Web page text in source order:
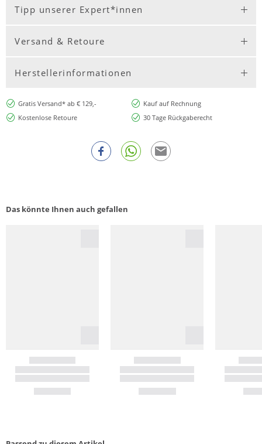
Tipp unserer Expert*innen
Versand & Retoure
Herstellerinformationen
Gratis Versand* ab € 129,-
Kauf auf Rechnung
Kostenlose Retoure
30 Tage Rückgaberecht
Das könnte Ihnen auch gefallen